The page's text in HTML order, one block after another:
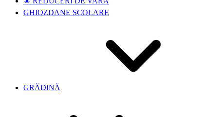
GHIOZDANE SCOLARE
GRĂDINĂ